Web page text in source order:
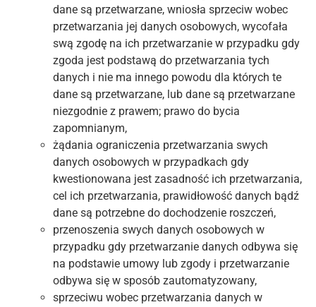
dane są przetwarzane, wniosła sprzeciw wobec
przetwarzania jej danych osobowych, wycofała
swą zgodę na ich przetwarzanie w przypadku gdy
zgoda jest podstawą do przetwarzania tych
danych i nie ma innego powodu dla których te
dane są przetwarzane, lub dane są przetwarzane
niezgodnie z prawem; prawo do bycia
zapomnianym,
żądania ograniczenia przetwarzania swych
danych osobowych w przypadkach gdy
kwestionowana jest zasadność ich przetwarzania,
cel ich przetwarzania, prawidłowość danych bądź
dane są potrzebne do dochodzenie roszczeń,
przenoszenia swych danych osobowych w
przypadku gdy przetwarzanie danych odbywa się
na podstawie umowy lub zgody i przetwarzanie
odbywa się w sposób zautomatyzowany,
sprzeciwu wobec przetwarzania danych w